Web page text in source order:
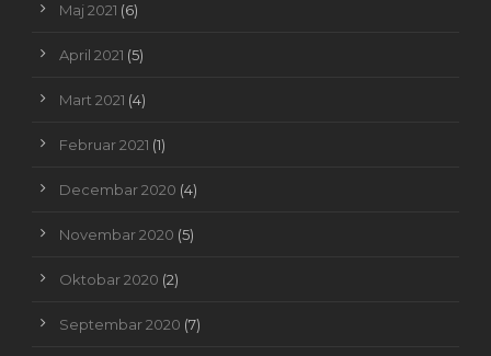
Maj 2021 (6)
April 2021 (5)
Mart 2021 (4)
Februar 2021 (1)
Decembar 2020 (4)
Novembar 2020 (5)
Oktobar 2020 (2)
Septembar 2020 (7)